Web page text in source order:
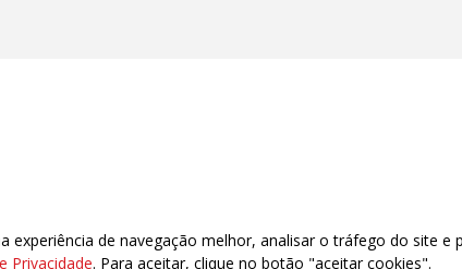
experiência de navegação melhor, analisar o tráfego do site e
Privacidade. Para aceitar, clique no botão "aceitar cookies".